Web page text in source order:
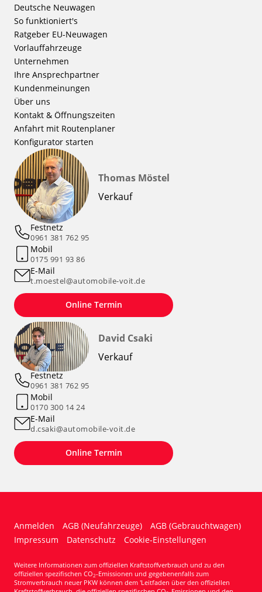
Deutsche Neuwagen
So funktioniert's
Ratgeber EU-Neuwagen
Vorlauffahrzeuge
Unternehmen
Ihre Ansprechpartner
Kundenmeinungen
Über uns
Kontakt & Öffnungszeiten
Anfahrt mit Routenplaner
Konfigurator starten
Thomas Möstel
Verkauf
Festnetz
0961 381 762 95
Mobil
0175 991 93 86
E-Mail
t.moestel@automobile-voit.de
Online Termin
David Csaki
Verkauf
Festnetz
0961 381 762 95
Mobil
0170 300 14 24
E-Mail
d.csaki@automobile-voit.de
Online Termin
Anmelden AGB (Neufahrzeuge)
AGB (Gebrauchtwagen)
Impressum
Datenschutz Cookie-Einstellungen
Weitere Informationen zum offiziellen Kraftstoffverbrauch und zu den
offiziellen spezifischen CO2-Emissionen und gegebenenfalls zum
Stromverbrauch neuer PKW können dem 'Leitfaden über den offiziellen